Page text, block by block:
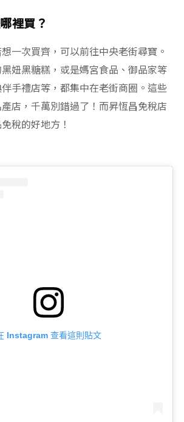
裡買？
一次買齊，可以前往中央老街尋寶。
妞黑糖糕，或是媽宮食品、御品家等
手禮店等，都集中在老街商圈。這些
店，千萬別錯過了！而昇恆昌免稅店
稅的好地方！
Instagram 查看這則貼文